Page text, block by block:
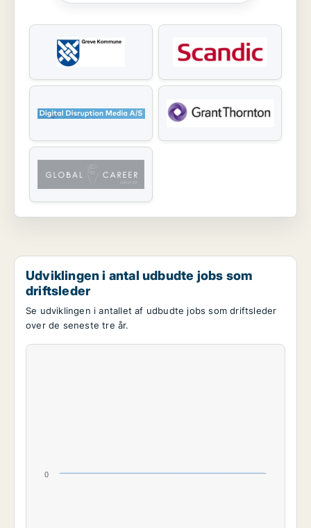
Udviklingen i antal udbudte jobs som
driftsleder
Se udviklingen i antallet af udbudte jobs som driftsleder
over de seneste tre år.
0